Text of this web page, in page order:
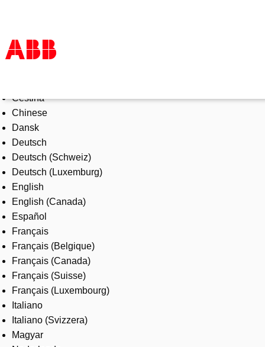
Products & Solutions
Industries
Services
About us
Where to buy
Contact us
Careers
Čeština
Chinese
Dansk
Deutsch
Deutsch (Schweiz)
Deutsch (Luxemburg)
English
English (Canada)
Español
Français
Français (Belgique)
Français (Canada)
Français (Suisse)
Français (Luxembourg)
Italiano
Italiano (Svizzera)
Magyar